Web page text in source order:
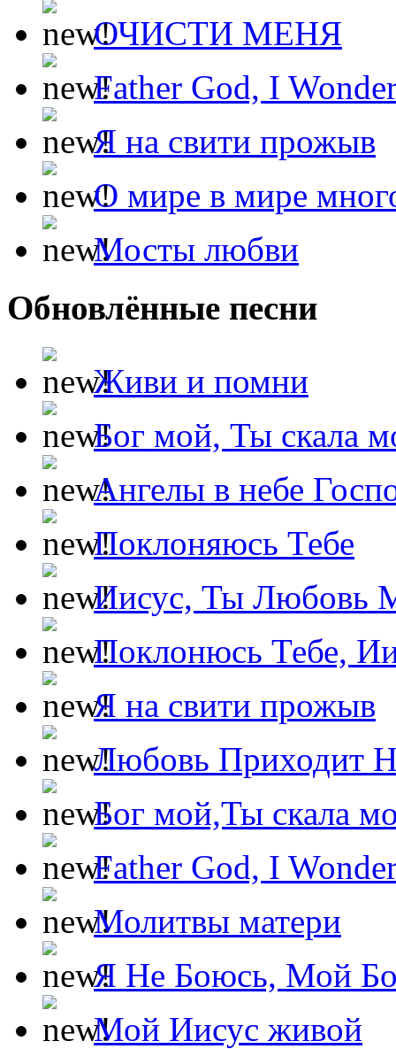
ОЧИСТИ МЕНЯ
Father God, I
Я на свити прожыв
О мире в мире
Мосты любви
Обновлённые песни
Живи и помни
Бог мой, Ты скала
Ангелы в небе
Поклоняюсь Тебе
Иисус, Ты Любовь
Поклонюсь Тебе,
Я на свити прожыв
Любовь Приходит
Бог мой,Ты скала
Father God, I
Молитвы матери
Я Не Боюсь, Мой
Мой Иисус живой